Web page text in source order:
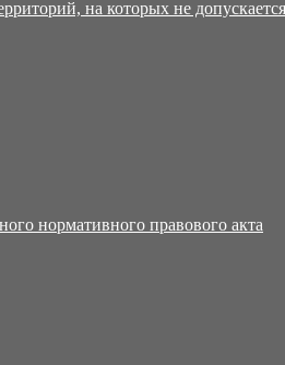
на которых не
нормативного правового акта